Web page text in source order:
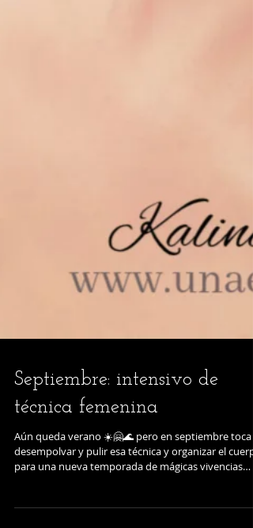
Septiembre: intensivo de
técnica femenina
Aún queda verano ☀️🤗🌊 pero en septiembre toca
para una nueva temporada de mágicas vivencias